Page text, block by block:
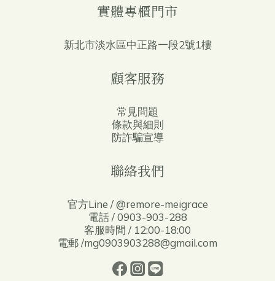
實體專櫃門市
新北市淡水區中正路一段2號1樓
顧客服務
常見問題
條款與細則
防詐騙宣導
聯絡我們
官方Line / @remore-meigrace
電話 / 0903-903-288
客服時間 / 12:00-18:00
電郵 /mg0903903288@gmail.com